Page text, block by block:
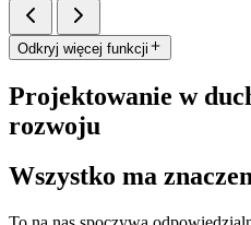
Odkryj więcej funkcji
Projektowanie w
rozwoju
Wszystko ma